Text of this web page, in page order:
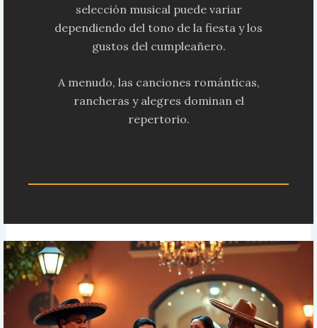
selección musical puede variar
dependiendo del tono de la fiesta y los
gustos del cumpleañero.
A menudo, las canciones románticas,
rancheras y alegres dominan el
repertorio.